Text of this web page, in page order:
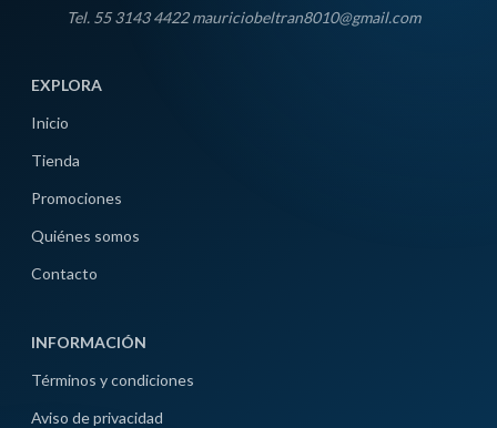
Tel. 55 3143 4422 mauriciobeltran8010@gmail.com
EXPLORA
Inicio
Tienda
Promociones
Quiénes somos
Contacto
INFORMACIÓN
Términos y condiciones
Aviso de privacidad